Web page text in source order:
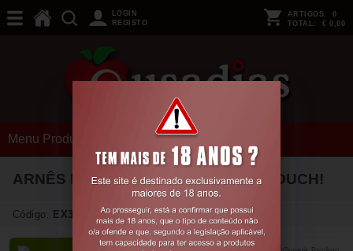
LOGIN
REGISTO
ARTIGOS: 0
TOTAL: € 0,00
Menu Produtos
ARNÊS EM NEOPRENE S/M PRETO OUCH!
Código: EX37524